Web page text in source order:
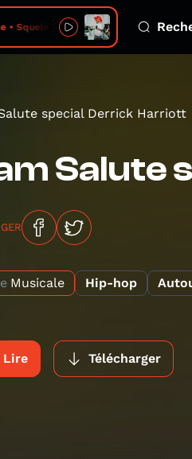
• Squelette
special Derrick Harriott
Salute
Musicale Hip-hop
Lire Télécharger